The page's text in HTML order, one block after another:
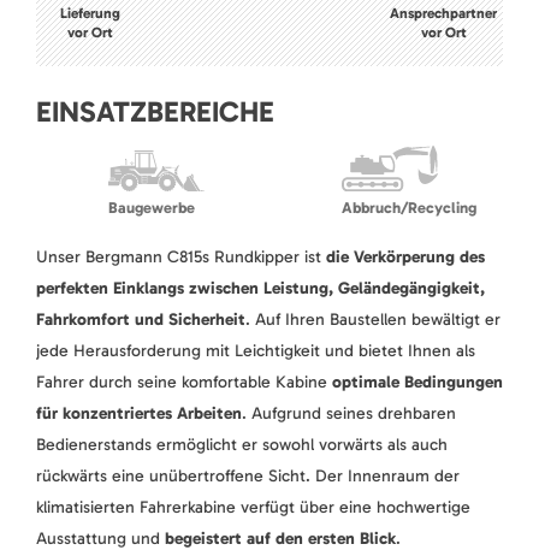
Lieferung
vor Ort
Ansprechpartner
vor Ort
EINSATZBEREICHE
Baugewerbe Abbruch/Recycling
Unser Bergmann C815s Rundkipper ist die Verkörperung des
perfekten Einklangs zwischen Leistung, Geländegängigkeit,
Fahrkomfort und Sicherheit. Auf Ihren Baustellen bewältigt er
jede Herausforderung mit Leichtigkeit und bietet Ihnen als
Fahrer durch seine komfortable Kabine optimale Bedingungen
für konzentriertes Arbeiten. Aufgrund seines drehbaren
Bedienerstands ermöglicht er sowohl vorwärts als auch
rückwärts eine unübertroffene Sicht. Der Innenraum der
klimatisierten Fahrerkabine verfügt über eine hochwertige
Ausstattung und begeistert auf den ersten Blick.